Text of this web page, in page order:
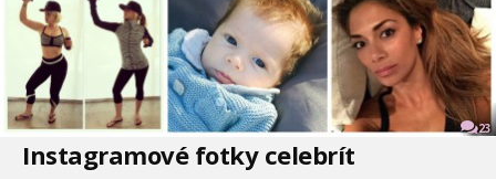
23
Instagramové fotky celebrít